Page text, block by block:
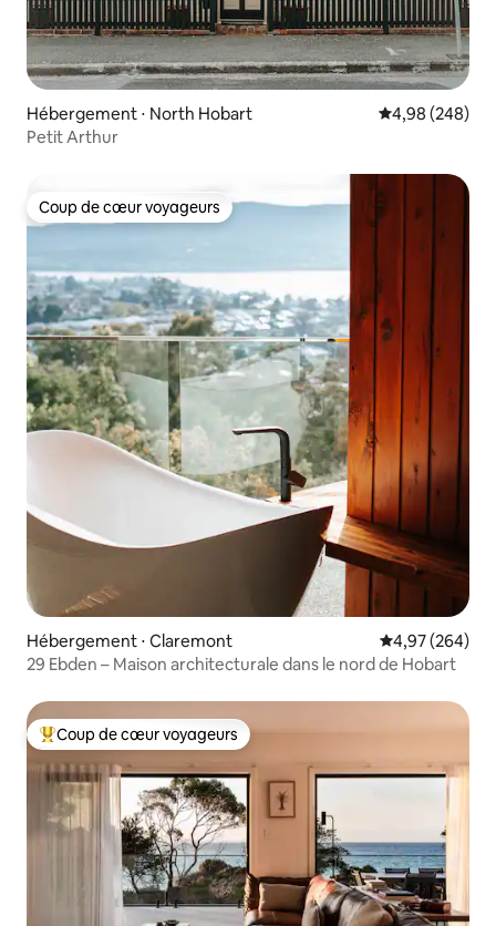
Hébergement ⋅ North Hobart Évaluation
4,98 (248)
Petit Arthur
Coup de cœur voyageurs
Coup de cœur voyageurs
Hébergement ⋅ Claremont Évaluation
4,97 (264)
29 Ebden – Maison architecturale dans le nord de Hobart
Coups de cœur voyageurs les plus appréciés
Coup de cœur voyageurs